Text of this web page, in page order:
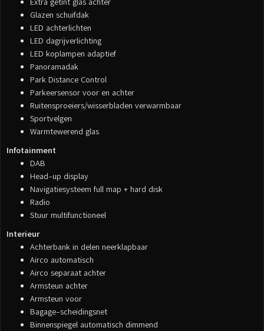
Glazen schuifdak
LED achterlichten
LED dagrijverlichting
LED koplampen adaptief
Panoramadak
Park Distance Control
Parkeersensor voor en achter
Ruitensproeiers/wisserbladen verwarmbaar
Sportvelgen
Warmtewerend glas
Infotainment
DAB
Head-up display
Navigatiesysteem full map + hard disk
Radio
Stuur multifunctioneel
Interieur
Achterbank in delen neerklapbaar
Airco automatisch
Airco separaat achter
Armsteun achter
Armsteun voor
Bagage-scheidingsnet
Binnenspiegel automatisch dimmend